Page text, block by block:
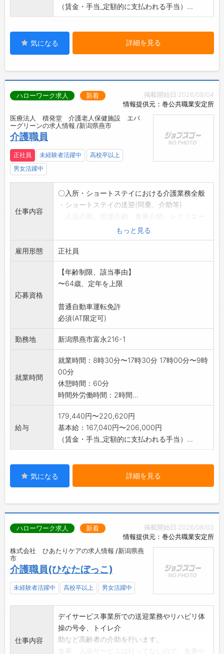
（賃金・手当_定額的に支払われる手当）...
気になる 詳細を見る
掲載開始日:2026/08/04
情報提供元：巻公共職業安定所
ハローワーク求人 新着
医療法人 積発堂 介護老人保健施設 エバ
ーグリーンの求人情報 /新潟県燕市
介護職員
正社員 未経験者活躍中
高校卒以上
男女活躍中
仕事内容
〇入所・ショートステイにおける介護業務全般
・ショートステイの送迎(同乗、介助等)
ションや体操の実施
・在宅復帰に向けての支援
*92名の利用者に対し、夜勤は看護職1名・介護
職4名で担当し
ます
*ブランクのある方も歓迎、安心サポート致しま
*応募前職場見学希望の方はハローワークへご相
談ください
もっと見る
雇用形態 正社員
応募資格
【年齢制限、該当事由】
〜64歳、定年を上限
普通自動車運転免許
必須(AT限定可)
勤務地 新潟県燕市富永216-1
就業時間
就業時間：8時30分〜17時30分 17時00分〜9時
00分
休憩時間：60分
時間外労働時間：2時間...
給与
179,440円〜220,620円
基本給：167,040円〜206,000円
（賃金・手当_定額的に支払われる手当）...
気になる 詳細を見る
掲載開始日:2026/08/03
情報提供元：巻公共職業安定所
ハローワーク求人 新着
株式会社 ひあたりケアの求人情報 /新潟県燕
市
介護職員(ひなたぼっこ)
未経験者活躍中 高校卒以上 男女活躍中
仕事内容
デイサービス事業所での送迎業務やリハビリ体
操の号令、トイレ介
助など高齢者の介助を行います。